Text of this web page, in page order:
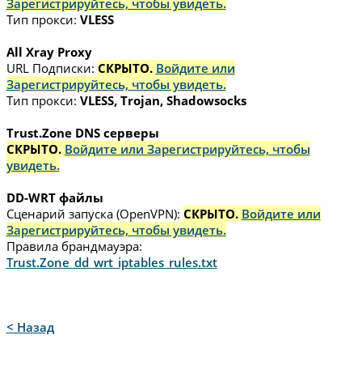
Зарегистрируйтесь, чтобы увидеть.
Тип прокси: VLESS
All Xray Proxy
URL Подписки: СКРЫТО. Войдите или
Зарегистрируйтесь, чтобы увидеть.
Тип прокси: VLESS, Trojan, Shadowsocks
Trust.Zone DNS серверы
СКРЫТО. Войдите или Зарегистрируйтесь, чтобы
увидеть.
DD-WRT файлы
Сценарий запуска (OpenVPN): СКРЫТО. Войдите или
Зарегистрируйтесь, чтобы увидеть.
Правила брандмауэра:
Trust.Zone_dd_wrt_iptables_rules.txt
< Назад